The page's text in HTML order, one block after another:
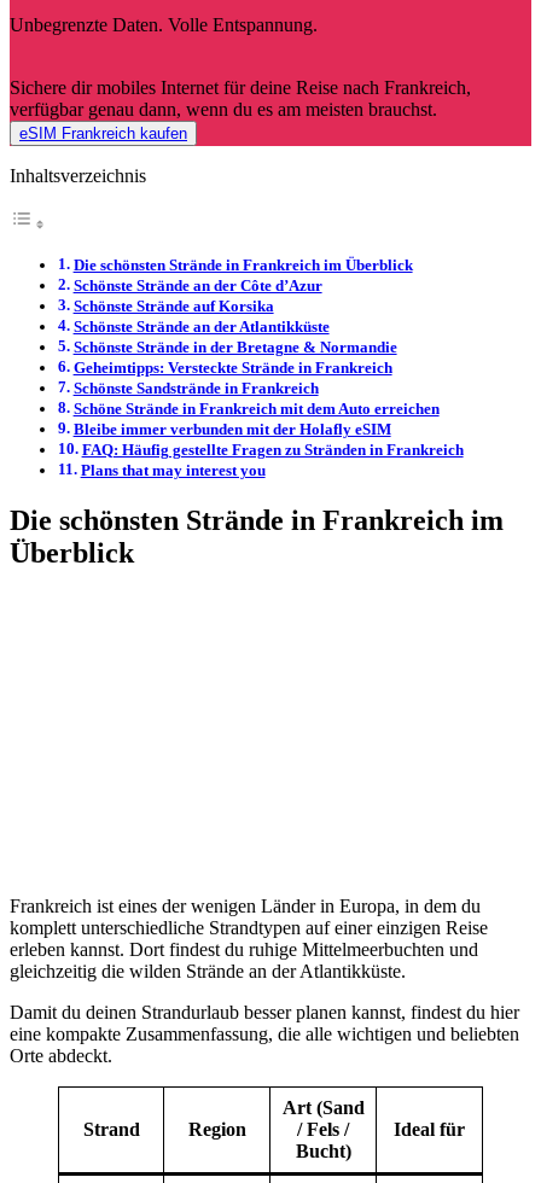
Unbegrenzte Daten. Volle Entspannung.
Sichere dir mobiles Internet für deine Reise nach Frankreich,
verfügbar genau dann, wenn du es am meisten brauchst.
eSIM Frankreich kaufen
Inhaltsverzeichnis
Die schönsten Strände in Frankreich im Überblick
Schönste Strände an der Côte d’Azur
Schönste Strände auf Korsika
Schönste Strände an der Atlantikküste
Schönste Strände in der Bretagne & Normandie
Geheimtipps: Versteckte Strände in Frankreich
Schönste Sandstrände in Frankreich
Schöne Strände in Frankreich mit dem Auto erreichen
Bleibe immer verbunden mit der Holafly eSIM
FAQ: Häufig gestellte Fragen zu Stränden in Frankreich
Plans that may interest you
Die schönsten Strände in Frankreich im
Überblick
Frankreich ist eines der wenigen Länder in Europa, in dem du
komplett unterschiedliche Strandtypen auf einer einzigen Reise
erleben kannst. Dort findest du ruhige Mittelmeerbuchten und
gleichzeitig die wilden Strände an der Atlantikküste.
Damit du deinen Strandurlaub besser planen kannst, findest du hier
eine kompakte Zusammenfassung, die alle wichtigen und beliebten
Orte abdeckt.
Strand Region
Art (Sand
/ Fels /
Bucht)
Ideal für